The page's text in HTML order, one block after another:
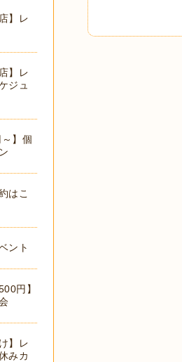
】レ
】レ
ジュ
～】個
はこ
ント
円】
】レ
みカ